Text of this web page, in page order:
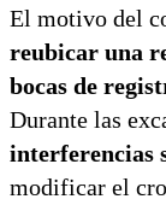
El motivo del
reubicar una
bocas de
Durante las
interferencias
modificar el